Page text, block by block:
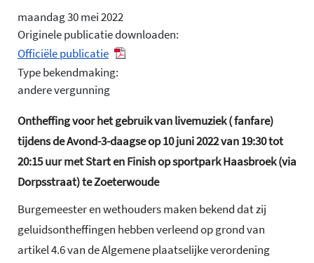
maandag 30 mei 2022
Originele publicatie downloaden:
Officiële publicatie
Type bekendmaking:
andere vergunning
Ontheffing voor het gebruik van livemuziek ( fanfare)
tijdens de Avond-3-daagse op 10 juni 2022 van 19:30 tot
20:15 uur met Start en Finish op sportpark Haasbroek (via
Dorpsstraat) te Zoeterwoude
Burgemeester en wethouders maken bekend dat zij
geluidsontheffingen hebben verleend op grond van
artikel 4.6 van de Algemene plaatselijke verordening